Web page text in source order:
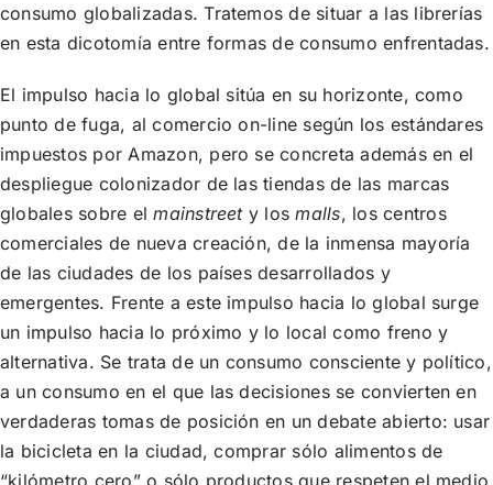
consumo globalizadas. Tratemos de situar a las librerías
en esta dicotomía entre formas de consumo enfrentadas.
El impulso hacia lo global sitúa en su horizonte, como
punto de fuga, al comercio on-line según los estándares
impuestos por Amazon, pero se concreta además en el
despliegue colonizador de las tiendas de las marcas
globales sobre elmainstreet y losmalls, los centros
comerciales de nueva creación, de la inmensa mayoría
de las ciudades de los países desarrollados y
emergentes. Frente a este impulso hacia lo global surge
un impulso hacia lo próximo y lo local como freno y
alternativa. Se trata de un consumo consciente y político,
a un consumo en el que las decisiones se convierten en
verdaderas tomas de posición en un debate abierto: usar
la bicicleta en la ciudad, comprar sólo alimentos de
“kilómetro cero” o sólo productos que respeten el medio